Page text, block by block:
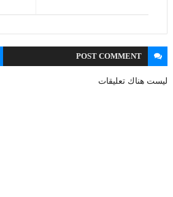
POSTCOMMENT
ليست هناك تعليقات